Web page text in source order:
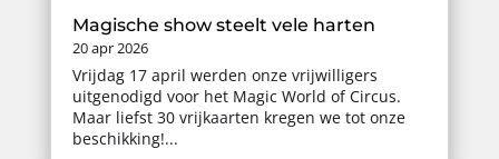
Magische show steelt vele harten
20 apr 2026
Vrijdag 17 april werden onze vrijwilligers
uitgenodigd voor het Magic World of Circus.
Maar liefst 30 vrijkaarten kregen we tot onze
beschikking!...